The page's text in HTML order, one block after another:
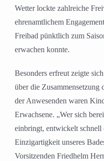
Wetter lockte zahlreiche
ehrenamtlichem
Freibad pünktlich zum
erwachen konnte.
Besonders erfreut zeigte
über die Zusammensetzung
der Anwesenden waren
Erwachsene. „Wer sich
einbringt, entwickelt
Einzigartigkeit unseres
Vorsitzenden Friedhelm